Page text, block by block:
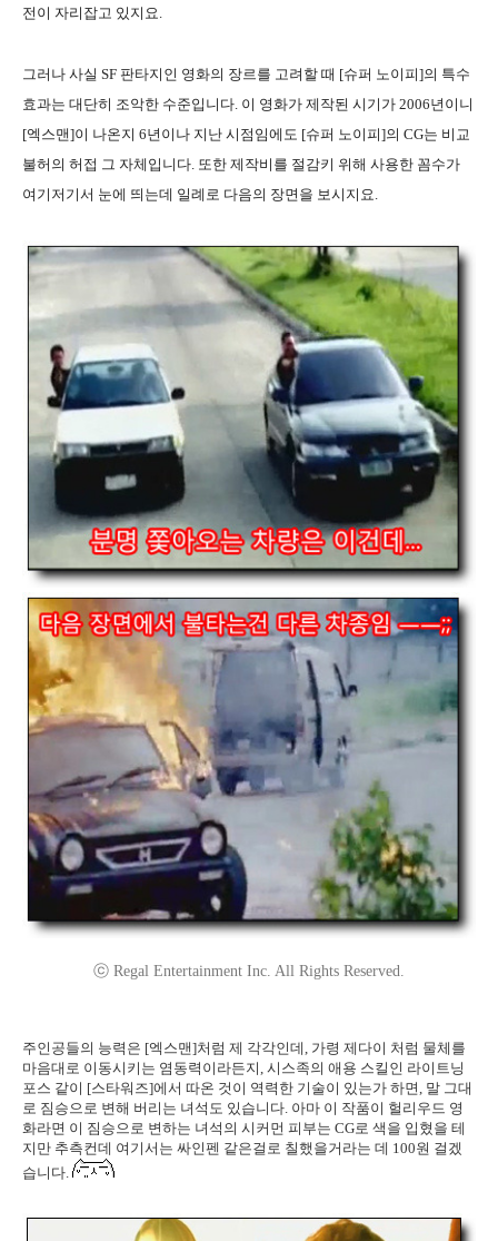
전이 자리잡고 있지요.
그러나 사실 SF 판타지인 영화의 장르를 고려할 때 [슈퍼 노이피]의 특수
효과는 대단히 조악한 수준입니다. 이 영화가 제작된 시기가 2006년이니
[엑스맨]이 나온지 6년이나 지난 시점임에도 [슈퍼 노이피]의 CG는 비교
불허의 허접 그 자체입니다. 또한 제작비를 절감키 위해 사용한 꼼수가
여기저기서 눈에 띄는데 일례로 다음의 장면을 보시지요.
ⓒ Regal Entertainment Inc. All Rights Reserved.
주인공들의 능력은 [엑스맨]처럼 제 각각인데, 가령 제다이 처럼 물체를
마음대로 이동시키는 염동력이라든지, 시스족의 애용 스킬인 라이트닝
포스 같이 [스타워즈]에서 따온 것이 역력한 기술이 있는가 하면, 말 그대
로 짐승으로 변해 버리는 녀석도 있습니다. 아마 이 작품이 헐리우드 영
화라면 이 짐승으로 변하는 녀석의 시커먼 피부는 CG로 색을 입혔을 테
지만 추측컨데 여기서는 싸인펜 같은걸로 칠했을거라는 데 100원 걸겠
습니다.